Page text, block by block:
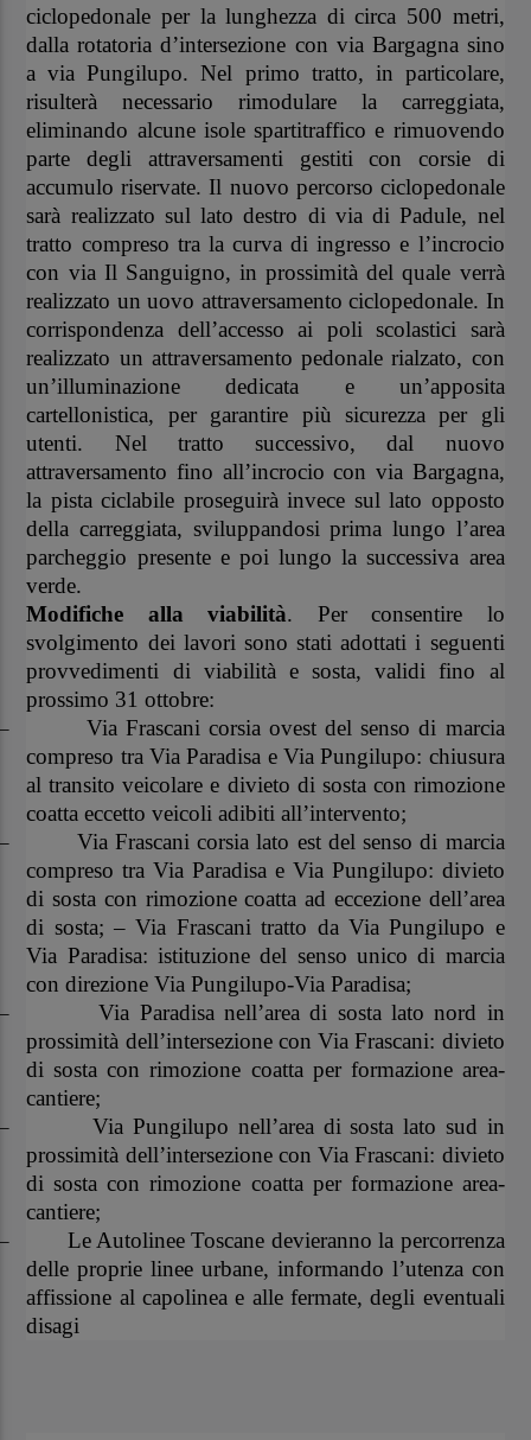
ciclopedonale per la lunghezza di circa 500 metri,
dalla rotatoria d’intersezione con via Bargagna sino
a via Pungilupo. Nel primo tratto, in particolare,
risulterà necessario rimodulare la carreggiata,
eliminando alcune isole spartitraffico e rimuovendo
parte degli attraversamenti gestiti con corsie di
accumulo riservate. Il nuovo percorso ciclopedonale
sarà realizzato sul lato destro di via di Padule, nel
tratto compreso tra la curva di ingresso e l’incrocio
con via Il Sanguigno, in prossimità del quale verrà
realizzato un uovo attraversamento ciclopedonale. In
corrispondenza dell’accesso ai poli scolastici sarà
realizzato un attraversamento pedonale rialzato, con
un’illuminazione dedicata e un’apposita
cartellonistica, per garantire più sicurezza per gli
utenti. Nel tratto successivo, dal nuovo
attraversamento fino all’incrocio con via Bargagna,
la pista ciclabile proseguirà invece sul lato opposto
della carreggiata, sviluppandosi prima lungo l’area
parcheggio presente e poi lungo la successiva area
verde.
Modifiche alla viabilità. Per consentire lo
svolgimento dei lavori sono stati adottati i seguenti
provvedimenti di viabilità e sosta, validi fino al
prossimo 31 ottobre:
Via Frascani corsia ovest del senso di marcia
compreso tra Via Paradisa e Via Pungilupo: chiusura
al transito veicolare e divieto di sosta con rimozione
coatta eccetto veicoli adibiti all’intervento;
Via Frascani corsia lato est del senso di marcia
compreso tra Via Paradisa e Via Pungilupo: divieto
di sosta con rimozione coatta ad eccezione dell’area
di sosta; – Via Frascani tratto da Via Pungilupo e
Via Paradisa: istituzione del senso unico di marcia
con direzione Via Pungilupo-Via Paradisa;
Via Paradisa nell’area di sosta lato nord in
prossimità dell’intersezione con Via Frascani: divieto
di sosta con rimozione coatta per formazione area-
cantiere;
Via Pungilupo nell’area di sosta lato sud in
prossimità dell’intersezione con Via Frascani: divieto
di sosta con rimozione coatta per formazione area-
cantiere;
Le Autolinee Toscane devieranno la percorrenza
delle proprie linee urbane, informando l’utenza con
affissione al capolinea e alle fermate, degli eventuali
disagi